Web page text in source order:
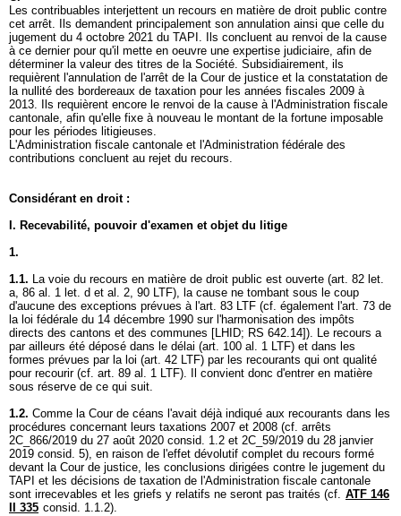
Les contribuables interjettent un recours en matière de droit public contre
cet arrêt. Ils demandent principalement son annulation ainsi que celle du
jugement du 4 octobre 2021 du TAPI. Ils concluent au renvoi de la cause
à ce dernier pour qu'il mette en oeuvre une expertise judiciaire, afin de
déterminer la valeur des titres de la Société. Subsidiairement, ils
requièrent l'annulation de l'arrêt de la Cour de justice et la constatation de
la nullité des bordereaux de taxation pour les années fiscales 2009 à
2013. Ils requièrent encore le renvoi de la cause à l'Administration fiscale
cantonale, afin qu'elle fixe à nouveau le montant de la fortune imposable
pour les périodes litigieuses.
L'Administration fiscale cantonale et l'Administration fédérale des
contributions concluent au rejet du recours.
Considérant en droit :
I. Recevabilité, pouvoir d'examen et objet du litige
1.
1.1. La voie du recours en matière de droit public est ouverte (art. 82 let.
a, 86 al. 1 let. d et al. 2, 90 LTF), la cause ne tombant sous le coup
d'aucune des exceptions prévues à l'art. 83 LTF (cf. également l'art. 73 de
la loi fédérale du 14 décembre 1990 sur l'harmonisation des impôts
directs des cantons et des communes [LHID; RS 642.14]). Le recours a
par ailleurs été déposé dans le délai (art. 100 al. 1 LTF) et dans les
formes prévues par la loi (art. 42 LTF) par les recourants qui ont qualité
pour recourir (cf. art. 89 al. 1 LTF). Il convient donc d'entrer en matière
sous réserve de ce qui suit.
1.2. Comme la Cour de céans l'avait déjà indiqué aux recourants dans les
procédures concernant leurs taxations 2007 et 2008 (cf. arrêts
2C_866/2019 du 27 août 2020 consid. 1.2 et 2C_59/2019 du 28 janvier
2019 consid. 5), en raison de l'effet dévolutif complet du recours formé
devant la Cour de justice, les conclusions dirigées contre le jugement du
TAPI et les décisions de taxation de l'Administration fiscale cantonale
sont irrecevables et les griefs y relatifs ne seront pas traités (cf. ATF 146
II 335 consid. 1.1.2).